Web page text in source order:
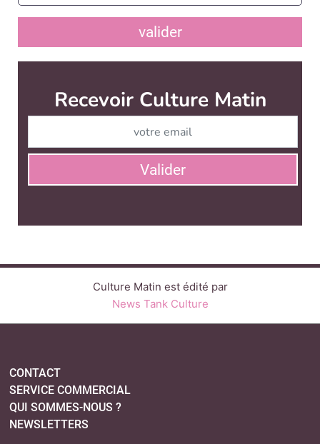
valider
Recevoir Culture Matin
Valider
Culture Matin est édité par
News Tank Culture
CONTACT
SERVICE COMMERCIAL
QUI SOMMES-NOUS ?
NEWSLETTERS